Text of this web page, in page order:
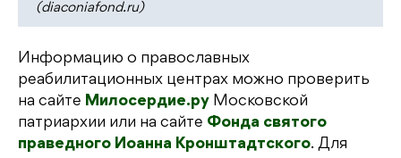
(diaconiafond.ru)
Информацию о православных
реабилитационных центрах можно проверить
на сайте Милосердие.ру Московской
патриархии или на сайте Фонда святого
праведного Иоанна Кронштадтского. Для